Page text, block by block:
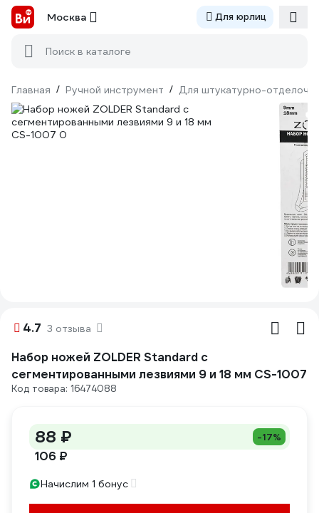
Москва Для юрлиц
Поиск в каталоге
Главная / Ручной инструмент / Для штукатурно-
4.7 3 отзыва
Набор ножей ZOLDER Standard с
сегментированными лезвиями 9 и 18 мм CS-1007
Код товара: 16474088
88 ₽ -17%
106 ₽
Начислим 1 бонус